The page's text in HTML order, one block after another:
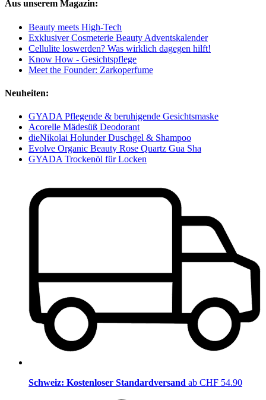
Aus unserem Magazin:
Beauty meets High-Tech
Exklusiver Cosmeterie Beauty Adventskalender
Cellulite loswerden? Was wirklich dagegen hilft!
Know How - Gesichtspflege
Meet the Founder: Zarkoperfume
Neuheiten:
GYADA Pflegende & beruhigende Gesichtsmaske
Acorelle Mädesüß Deodorant
dieNikolai Holunder Duschgel & Shampoo
Evolve Organic Beauty Rose Quartz Gua Sha
GYADA Trockenöl für Locken
Schweiz: Kostenloser Standardversand ab CHF 54.90